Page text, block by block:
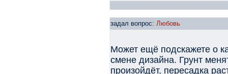
задал вопрос: Любовь
Может ещё подскажете о
смене дизайна. Грунт
произойдёт, пересадка